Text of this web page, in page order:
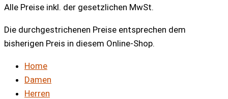
Alle Preise inkl. der gesetzlichen MwSt.
Die durchgestrichenen Preise entsprechen dem
bisherigen Preis in diesem Online-Shop.
Home
Damen
Herren